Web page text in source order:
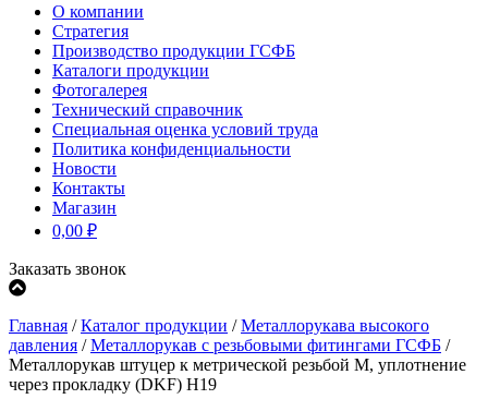
О компании
Стратегия
Производство продукции ГСФБ
Каталоги продукции
Фотогалерея
Технический справочник
Специальная оценка условий труда
Политика конфиденциальности
Новости
Контакты
Магазин
0,00 ₽
Заказать звонок
Главная /Каталог продукции /Металлорукава высокого
давления /Металлорукав с резьбовыми фитингами ГСФБ /
Металлорукав штуцер к метрической резьбой М, уплотнение
через прокладку (DKF) Н19